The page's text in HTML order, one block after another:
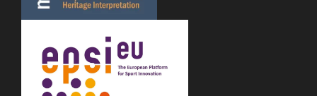
korištenjem ručnih signala
• 08:00 – Simulacija napada: proboj i čišćenje
ciljanog objekta
• 09:00 – Početak planinske ekspedicije: puni ruksaci,
kompas navigacija, minimalna komunikacija
• 13:30 – Vještine preživljavanja: postavljanje